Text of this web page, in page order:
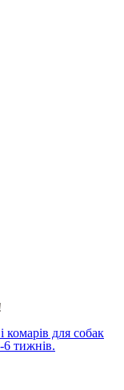
комарів для собак
6 тижнів.